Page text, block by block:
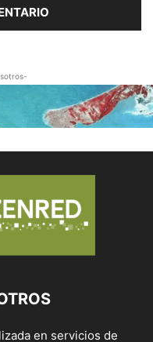
en servicios de